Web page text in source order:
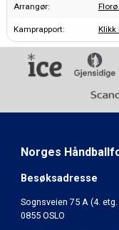
Arrangør:
Kamprapport: Klikk
Norges
Besøksadresse
Sognsveien 75 A (4.
0855 OSLO